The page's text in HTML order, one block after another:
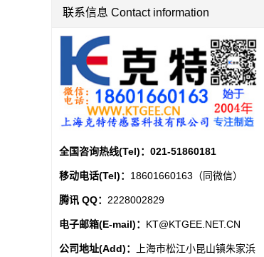
联系信息 Contact information
全国咨询热线(Tel)： 021-51860181
移动电话(Tel)： 18601660163（同微信）
腾讯 QQ： 2228002829
电子邮箱(E-mail)： KT@KTGEE.NET.CN
公司地址(Add)：
上海市松江小昆山镇朱家浜